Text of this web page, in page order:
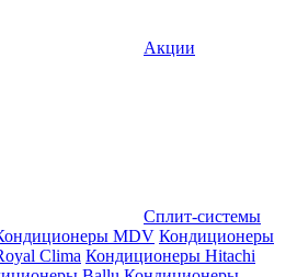
Акции
Сплит-системы
MDV Кондиционеры
Clima Кондиционеры Hitachi